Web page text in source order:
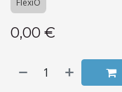
FlexiO
0,00 €